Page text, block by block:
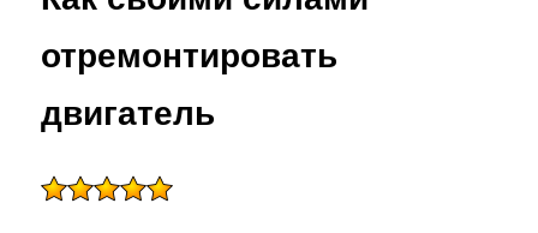
отремонтировать
двигатель